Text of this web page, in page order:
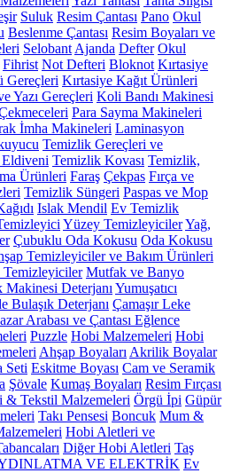
Suluk Resim Çantası Pano Okul
Beslenme Çantası Resim Boyaları ve
Selobant Ajanda Defter Okul
Fihrist Not Defteri Bloknot Kırtasiye
Gereçleri Kırtasiye Kağıt Ürünleri
Yazı Gereçleri Koli Bandı Makinesi
Para Sayma Makineleri
İmha Makineleri Laminasyon
Temizlik Gereçleri ve
Temizlik Kovası Temizlik,
Ürünleri Faraş Çekpas Fırça ve
Temizlik Süngeri Paspas ve Mop
Islak Mendil Ev Temizlik
Yüzey TemizleyicilerYağ,
Çubuklu Oda Kokusu Oda Kokusu
Temizleyiciler ve Bakım Ürünleri
Temizleyiciler Mutfak ve Banyo
Makinesi Deterjanı Yumuşatıcı
Bulaşık Deterjanı Çamaşır Leke
Arabası ve Çantası Eğlence
Puzzle Hobi Malzemeleri Hobi
Ahşap Boyaları Akrilik Boyalar
Seti Eskitme Boyası Cam ve Seramik
Şövale Kumaş Boyaları Resim Fırçası
& Tekstil Malzemeleri Örgü İpi Güpür
Takı Pensesi Boncuk Mum &
Hobi Aletleri ve
Diğer Hobi Aletleri Taş
VE ELEKTRİK Ev